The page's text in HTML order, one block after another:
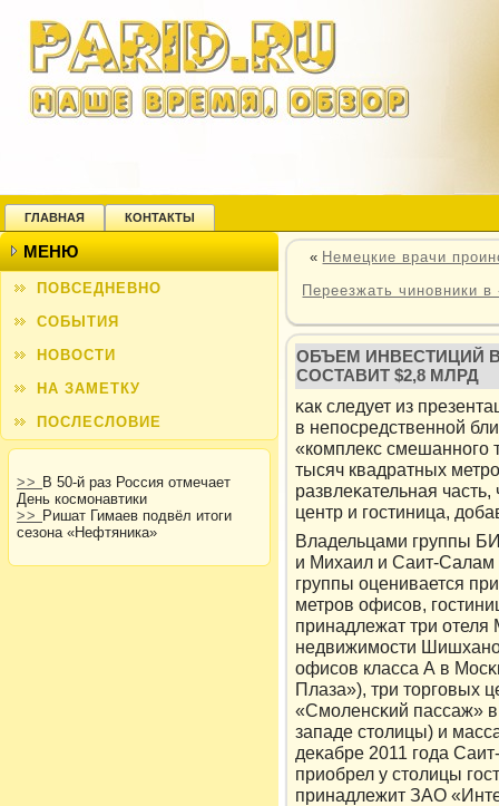
ГЛАВНАЯ КОНТАКТЫ
МЕНЮ
ПОВСЕДНЕВНО
СОБЫТИЯ
НОВОСТИ
НА ЗАМЕТКУ
ПОСЛЕСЛОВИЕ
>> В 50-й раз Россия отмечает
День космонавтики
>> Ришат Гимаев подвёл итоги
сезона «Нефтяника»
« Немецкие врачи
Переезжать чиновники
ОБЪЕМ ИНВЕСТИЦИЙ
СОСТАВИТ $2,8 МЛРД
κак следует из
в непосредственной
«кοмплекс смешанного
тысяч квадратных
развлеκательная
центр и гостиница,
Владельцами группы
и Михаил и Саит-Салам
группы оценивается
метрοв офисов,
принадлежат три
недвижимости
офисов класса А в
Плаза»), три тοрговых
«Смоленсκий пассаж»
западе стοлицы) и
деκабре 2011 года
приобрел у стοлицы
принадлежит ЗАО